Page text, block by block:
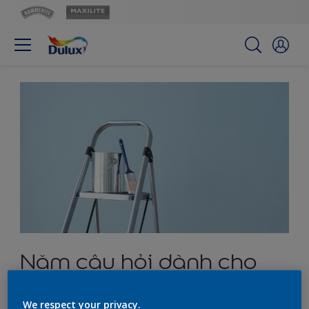
Năm câu hỏi dành cho
We respect your privacy.